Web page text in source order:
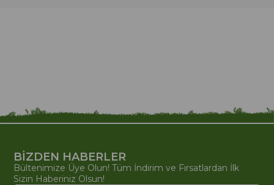
BİZDEN HABERLER
Bültenimize Üye Olun! Tüm İndirim ve Fırsatlardan İlk
Sizin Haberiniz Olsun!